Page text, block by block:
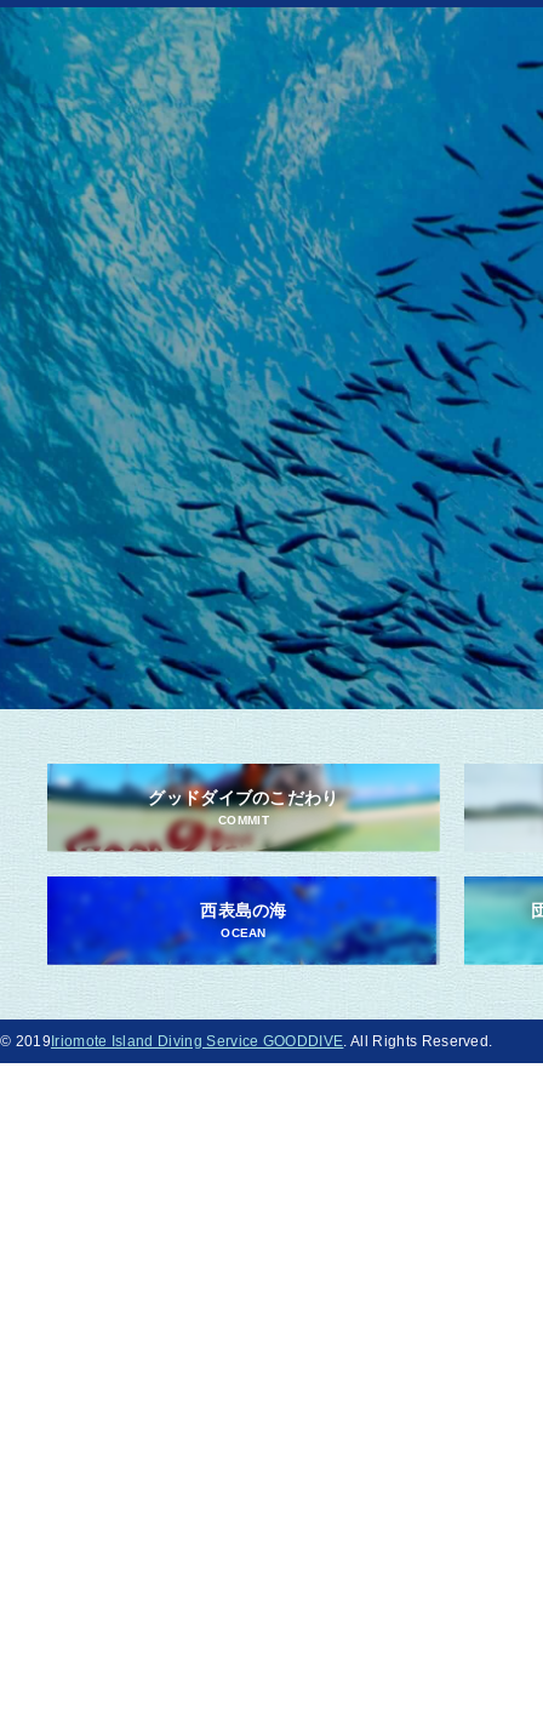
グッドダイブのこだわり
COMMIT
西表島の海
OCEAN
© 2019Iriomote Island Diving Service GOODDIVE . All Rights Reserved.